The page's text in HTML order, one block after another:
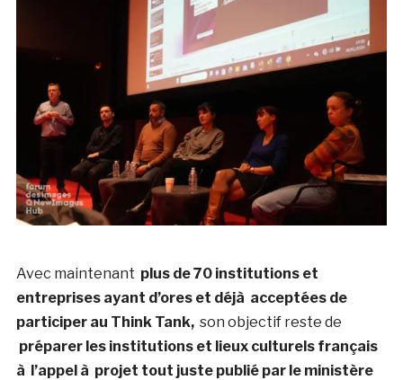
Avec maintenant plus de 70 institutions et
entreprises ayant d’ores et déjà acceptées de
participer au Think Tank,son objectif reste de
préparer les institutions et lieux culturels français
à l’appel à projet tout juste publié par le ministère